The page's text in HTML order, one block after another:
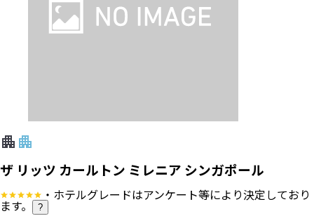
ザ リッツ カールトン ミレニア シンガポール
・ホテルグレードはアンケート等により決定しており
ます。 ?